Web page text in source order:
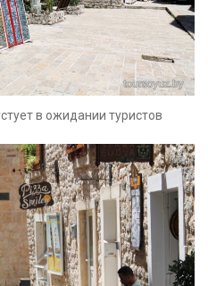
в ожидании туристов